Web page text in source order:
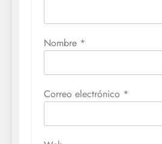
Nombre *
Correo electrónico *